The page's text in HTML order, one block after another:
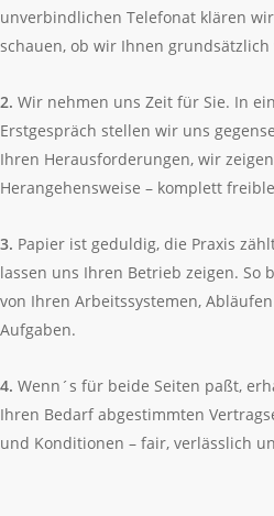
unverbindlichen Telefonat klären
schauen, ob wir Ihnen
2. Wir nehmen uns Zeit für Sie. In
Erstgespräch stellen wir uns
Ihren Herausforderungen, wir
Herangehensweise – komplett
3. Papier ist geduldig, die Praxis
lassen uns Ihren Betrieb zeigen. So
von Ihren Arbeitssystemen,
Aufgaben.
4. Wenn´s für beide Seiten paßt,
Ihren Bedarf abgestimmten
und Konditionen – fair, verlässlich